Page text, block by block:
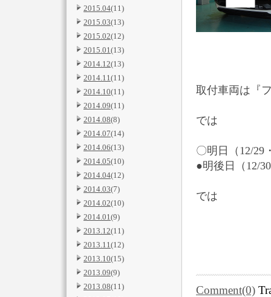
2015.04(11)
2015.03(13)
2015.02(12)
2015.01(13)
2014.12(13)
2014.11(11)
2014.10(11)
2014.09(11)
2014.08(8)
2014.07(14)
2014.06(13)
2014.05(10)
2014.04(12)
2014.03(7)
2014.02(10)
2014.01(9)
2013.12(11)
2013.11(12)
2013.10(15)
2013.09(9)
2013.08(11)
取付車両は『
では
〇明日（12/29
●明後日（12/
では
Comment(0)